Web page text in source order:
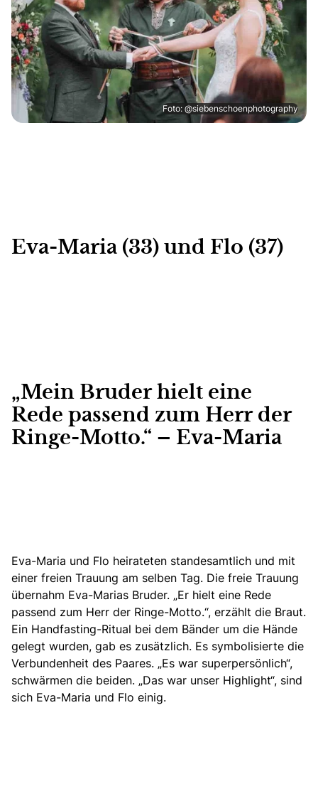
Foto: @siebenschoenphotography
Eva-Maria (33) und Flo (37)
„Mein Bruder hielt eine
Rede passend zum Herr der
Ringe-Motto.“ – Eva-Maria
Eva-Maria und Flo heirateten standesamtlich und mit
einer freien Trauung am selben Tag. Die freie Trauung
übernahm Eva-Marias Bruder. „Er hielt eine Rede
passend zum Herr der Ringe-Motto.“, erzählt die Braut.
Ein Handfasting-Ritual bei dem Bänder um die Hände
gelegt wurden, gab es zusätzlich. Es symbolisierte die
Verbundenheit des Paares. „Es war superpersönlich“,
schwärmen die beiden. „Das war unser Highlight“, sind
sich Eva-Maria und Flo einig.